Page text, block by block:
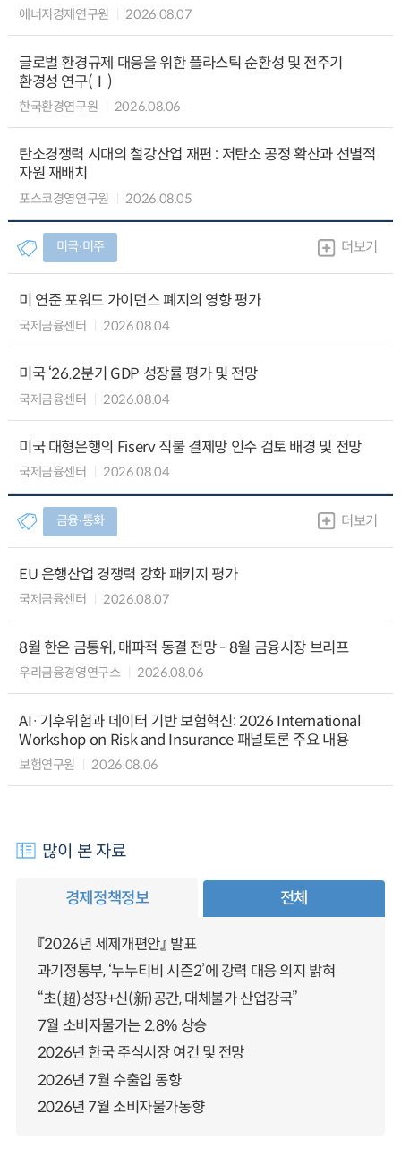
에너지경제연구원 2026.08.07
글로벌 환경규제 대응을 위한 플라스틱 순환성 및 전주기
환경성 연구(Ⅰ)
한국환경연구원 2026.08.06
탄소경쟁력 시대의 철강산업 재편 : 저탄소 공정 확산과 선별적
자원 재배치
포스코경영연구원 2026.08.05
미국∙미주 더보기
미 연준 포워드 가이던스 폐지의 영향 평가
국제금융센터 2026.08.04
미국 ‘26.2분기 GDP 성장률 평가 및 전망
국제금융센터 2026.08.04
미국 대형은행의 Fiserv 직불 결제망 인수 검토 배경 및 전망
국제금융센터 2026.08.04
금융∙통화 더보기
EU 은행산업 경쟁력 강화 패키지 평가
국제금융센터 2026.08.07
8월 한은 금통위, 매파적 동결 전망 - 8월 금융시장 브리프
우리금융경영연구소 2026.08.06
AI·기후위험과 데이터 기반 보험혁신: 2026 International
Workshop on Risk and Insurance 패널토론 주요 내용
보험연구원 2026.08.06
많이 본 자료
경제정책정보 전체
『2026년 세제개편안』 발표
과기정통부, ‘누누티비 시즌2’에 강력 대응 의지 밝혀
“초(超)성장+신(新)공간, 대체불가 산업강국”
7월 소비자물가는 2.8% 상승
2026년 한국 주식시장 여건 및 전망
2026년 7월 수출입 동향
2026년 7월 소비자물가동향